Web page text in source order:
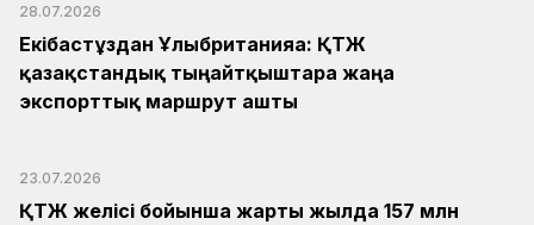
28.07.2026
Екібастұздан Ұлыбританияға: ҚТЖ
қазақстандық тыңайтқыштарға жаңа
экспорттық маршрут ашты
23.07.2026
ҚТЖ желісі бойынша жарты жылда 157 млн